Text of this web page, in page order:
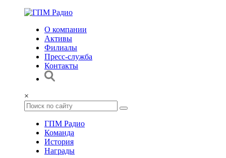
О компании
Активы
Филиалы
Пресс-служба
Контакты
×
ГПМ Радио
Команда
История
Награды